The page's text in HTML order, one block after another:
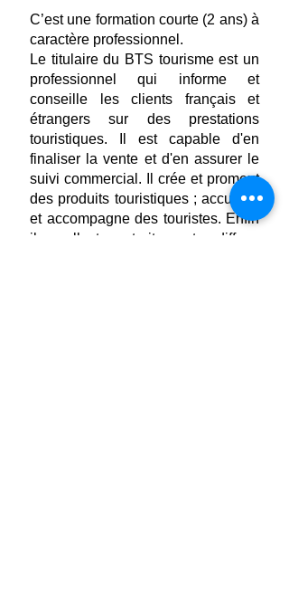
C’est une formation courte (2 ans) à
caractère professionnel.
Le titulaire du BTS tourisme est un
professionnel qui informe et
conseille les clients français et
étrangers sur des prestations
touristiques. Il est capable d'en
finaliser la vente et d'en assurer le
suivi commercial. Il crée et promeut
des produits touristiques ; accueille
et accompagne des touristes. Enfin
il collecte, traite et diffuse